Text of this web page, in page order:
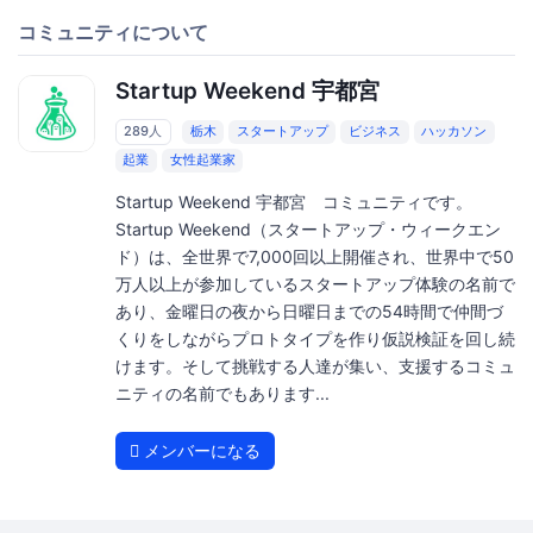
コミュニティについて
Startup Weekend 宇都宮
289人 栃木 スタートアップ ビジネス
ハッカソン
起業
女性起業家
Startup Weekend 宇都宮 コミュニティです。
Startup Weekend（スタートアップ・ウィークエン
ド）は、全世界で7,000回以上開催され、世界中で50
万人以上が参加しているスタートアップ体験の名前で
あり、金曜日の夜から日曜日までの54時間で仲間づ
くりをしながらプロトタイプを作り仮説検証を回し続
けます。そして挑戦する人達が集い、支援するコミュ
ニティの名前でもあります...
メンバーになる